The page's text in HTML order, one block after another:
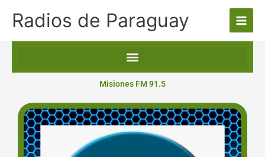
Radios de Paraguay
Misiones FM 91.5